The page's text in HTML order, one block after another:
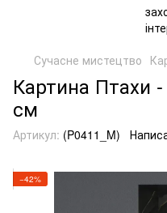
Сучасне мистецтво
Картина Птахи
см
Артикул: (P0411_M)
−42%